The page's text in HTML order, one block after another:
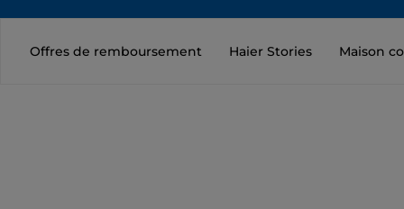
Offres de remboursement Haier Stories Maison